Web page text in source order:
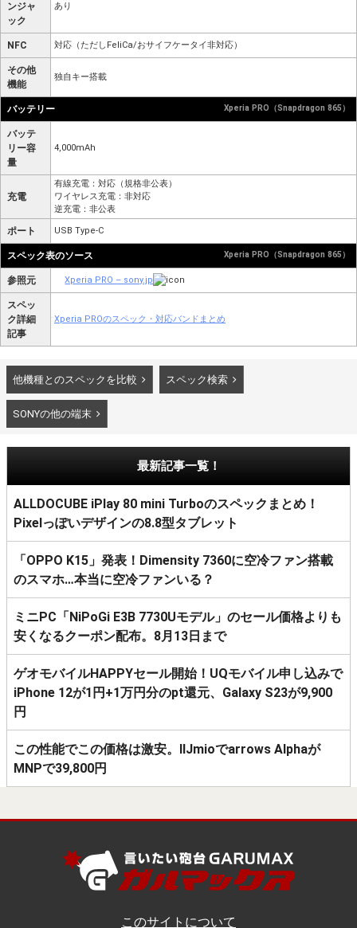
ンジャ
ック
あり
NFC 対応（ただしFeliCa/おサイフケータイ非対応）
その他
機能
独自キー搭載
バッテリー Xperia PRO（Snapdragon 865）
バッテ
リー容
量
4,000mAh
充電
有線充電：対応（規格非公表）
ワイヤレス充電：非対応
逆充電：非公表
ポート USB Type-C
スペック表のソース Xperia PRO（Snapdragon 865）
参照元 Xperia PRO – sony.jp
スペッ
ク詳細
記事
Xperia PROのスペック・対応バンドまとめ
他機種とのスペックを比較 スペック検索
SONYの他の端末
最新記事一覧！
ALLDOCUBE iPlay 80 mini Turboのスペックまとめ！
Pixelっぽいデザインの8.8型タブレット
「OPPO K15」発表！Dimensity 7360に空冷ファン搭載
のスマホ…本当に空冷ファンいる？
ミニPC「NiPoGi E3B 7730Uモデル」のセール価格よりも
安くなるクーポン配布。8月13日まで
ゲオモバイルHAPPYセール開始！UQモバイル申し込みで
iPhone 12が1円+1万円分のpt還元、Galaxy S23が9,900
円
この性能でこの価格は激安。IIJmioでarrows Alphaが
MNPで39,800円
このサイトについて